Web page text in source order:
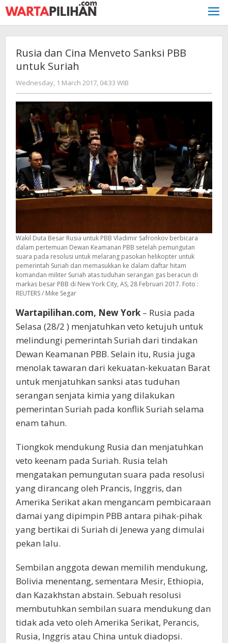
Skip
to
content
Rusia dan Cina Menveto Sanksi PBB
untuk Suriah
Wednesday, 1 March 2017, 04:33 WIB
redaksi
Wakil Duta Besar Rusia untuk PBB Vladimir Safronkov berbicara
dalam pertemuan Dewan Keamanan PBB setelah pemungutan
suara pada resolusi untuk melarang pasokan helikopter untuk
pemerintah Suriah dan memasukkan ke dalam daftar hitam
komandan militer Suriah atas tuduhan serangan gas beracun di
markas besar PBB di New York City, AS, 28 Februari 2017. Foto :
REUTERS / Mike Segar
Wartapilihan.com, New York – Rusia pada
Selasa (28/2 ) menjatuhkan veto ketujuh untuk
melindungi pemerintah Suriah dari tindakan
Dewan Keamanan PBB. Selain itu, Rusia juga
menolak tawaran dari kekuatan-kekuatan Barat
untuk menjatuhkan sanksi atas tuduhan
serangan senjata kimia yang dilakukan
pemerintan Suriah pada konflik Suriah selama
enam tahun.
Tiongkok mendukung Rusia dan menjatuhkan
veto keenam pada Suriah. Rusia telah
mengatakan pemungutan suara pada resolusi
yang dirancang oleh Prancis, Inggris, dan
Amerika Serikat akan mengancam pembicaraan
damai yang dipimpin PBB antara pihak-pihak
yang bertikai di Suriah di Jenewa yang dimulai
pekan lalu.
Sembilan anggota dewan memilih mendukung,
Bolivia menentang, sementara Mesir, Ethiopia,
dan Kazakhstan abstain. Sebuah resolusi
membutuhkan sembilan suara mendukung dan
tidak ada veto oleh Amerika Serikat, Perancis,
Rusia, Inggris atau China untuk diadopsi.